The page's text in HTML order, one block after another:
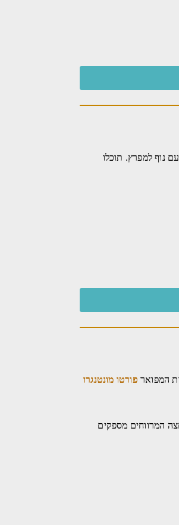
נוף למפרץ. תוכלו
פורטו מונטנגרו
המרווחים מספקים